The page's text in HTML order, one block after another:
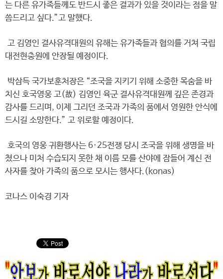
는 다른 유가족들께도 반드시 좋은 결과가 있을 것이라는 점을 말
씀드리고 싶다.”고 말했다.
고 김영인 결사유격대원의 유해는 유가족들과 협의를 거쳐 국립
대전현충원에 안장될 예정이다.
박삼득 국가보훈처장은 “조국을 지키기 위해 소중한 목숨을 바
치신 호국영웅 고(故) 김영인 육군 결사유격대원께 깊은 존경과
감사를 드리며, 이제 그리던 조국과 가족의 품에서 영원한 안식에
드시길 소망한다.” 고 위로할 예정이다.
호국의 영웅 귀환행사는 6·25전쟁 당시 조국을 위해 생명을 바
쳤으나 미처 수습되지 못한 채 이름 모를 산야에 잠들어 계신 전
사자를 찾아 가족의 품으로 모시는 행사다.(konas)
코나스 이숙경 기자